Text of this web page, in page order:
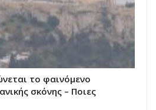
το φαινόμενο
σκόνης – Ποιες